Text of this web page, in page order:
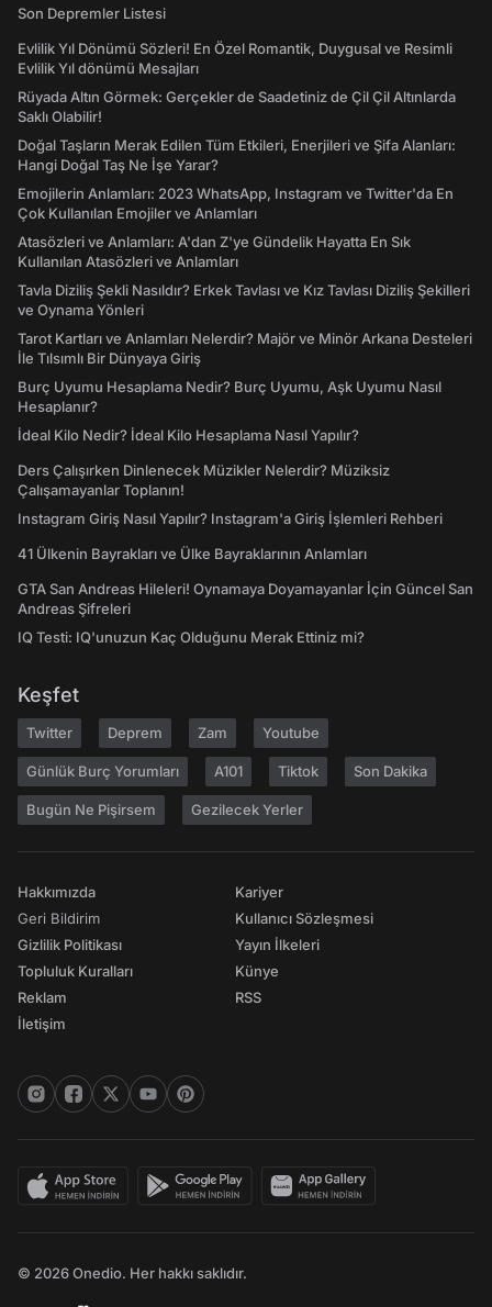
Son Depremler Listesi
Evlilik Yıl Dönümü Sözleri! En Özel Romantik, Duygusal ve Resimli
Evlilik Yıl dönümü Mesajları
Rüyada Altın Görmek: Gerçekler de Saadetiniz de Çil Çil Altınlarda
Saklı Olabilir!
Doğal Taşların Merak Edilen Tüm Etkileri, Enerjileri ve Şifa Alanları:
Hangi Doğal Taş Ne İşe Yarar?
Emojilerin Anlamları: 2023 WhatsApp, Instagram ve Twitter'da En
Çok Kullanılan Emojiler ve Anlamları
Atasözleri ve Anlamları: A'dan Z'ye Gündelik Hayatta En Sık
Kullanılan Atasözleri ve Anlamları
Tavla Diziliş Şekli Nasıldır? Erkek Tavlası ve Kız Tavlası Diziliş Şekilleri
ve Oynama Yönleri
Tarot Kartları ve Anlamları Nelerdir? Majör ve Minör Arkana Desteleri
İle Tılsımlı Bir Dünyaya Giriş
Burç Uyumu Hesaplama Nedir? Burç Uyumu, Aşk Uyumu Nasıl
Hesaplanır?
İdeal Kilo Nedir? İdeal Kilo Hesaplama Nasıl Yapılır?
Ders Çalışırken Dinlenecek Müzikler Nelerdir? Müziksiz
Çalışamayanlar Toplanın!
Instagram Giriş Nasıl Yapılır? Instagram'a Giriş İşlemleri Rehberi
41 Ülkenin Bayrakları ve Ülke Bayraklarının Anlamları
GTA San Andreas Hileleri! Oynamaya Doyamayanlar İçin Güncel San
Andreas Şifreleri
IQ Testi: IQ'unuzun Kaç Olduğunu Merak Ettiniz mi?
Keşfet
Twitter Deprem Zam Youtube
Günlük Burç Yorumları A101 Tiktok Son Dakika
Bugün Ne Pişirsem Gezilecek Yerler
Hakkımızda
Geri Bildirim
Gizlilik Politikası
Topluluk Kuralları
Reklam
İletişim
Kariyer
Kullanıcı Sözleşmesi
Yayın İlkeleri
Künye
RSS
© 2026 Onedio. Her hakkı saklıdır.